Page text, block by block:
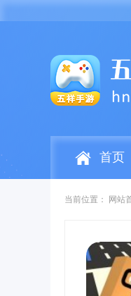
首页
当前位置： 网站